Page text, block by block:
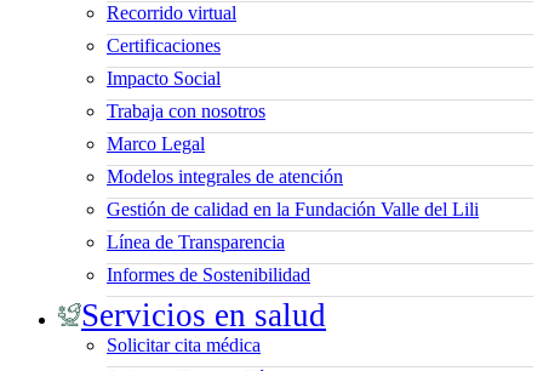
Recorrido virtual
Certificaciones
Impacto Social
Trabaja con nosotros
Marco Legal
Modelos integrales de atención
Gestión de calidad en la Fundación Valle del Lili
Línea de Transparencia
Informes de Sostenibilidad
Servicios en salud
Solicitar cita médica